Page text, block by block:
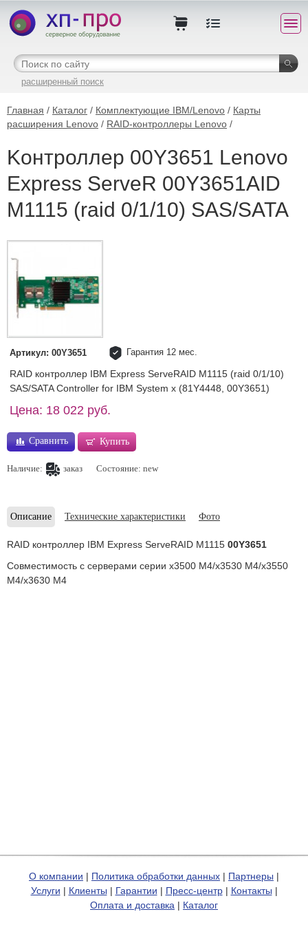
расширенный поиск
Главная / Каталог / Комплектующие IBM/Lenovo / Карты
расширения Lenovo / RAID-контроллеры Lenovo /
Kонтроллер 00Y3651 Lenovo
Express ServeR 00Y3651AID
M1115 (raid 0/1/10) SAS/SATA
Артикул: 00Y3651 Гарантия 12 мес.
RAID контроллер IBM Express ServeRAID M1115 (raid 0/1/10)
SAS/SATA Controller for IBM System x (81Y4448, 00Y3651)
Цена: 18 022 руб.
Сравнить Купить
Наличие: заказ Состояние: new
Описание Технические характеристики Фото
RAID контроллер IBM Express ServeRAID M1115 00Y3651
Совместимость с серверами серии x3500 M4/x3530 M4/x3550
M4/x3630 M4
О компании | Политика обработки данных | Партнеры |
Услуги | Клиенты | Гарантии | Пресс-центр| Контакты |
Оплата и доставка | Каталог